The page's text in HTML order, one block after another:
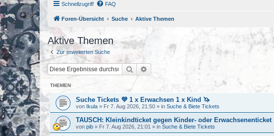
Schnellzugriff FAQ
Foren-Übersicht Suche Aktive Themen
Aktive Themen
Zur erweiterten Suche
Suche Erweiterte Suche
THEMEN
Suche Tickets 💜 1 x Erwachsen 1 x Kind 🦄
von Ikula » Fr 7. Aug 2026, 21:50 » in Suche & Biete Tickets
TAUSCH: Kleinkindticket gegen Kinder- oder Erwachsenenticket
von pib » Fr 7. Aug 2026, 21:01 » in Suche & Biete Tickets